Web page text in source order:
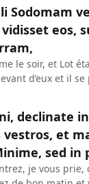
Sodomam
eos,
le soir, et Lot
d’eux et il
declinate
et
sed in
je vous